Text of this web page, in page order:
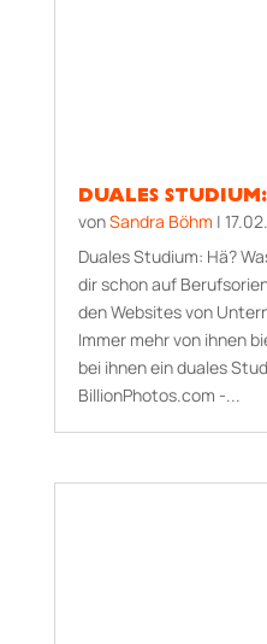
DUALES
vonSandra Böhm |
Duales Studium: Hä?
dir schon auf
den Websites von
Immer mehr von ihnen
bei ihnen ein duales
BillionPhotos.com -...